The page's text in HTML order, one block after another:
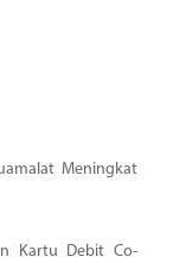
Meningkat
Kartu Debit Co-